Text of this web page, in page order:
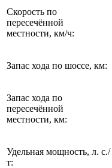
Скорость по
пересечённой
местности, км/ч:
Запас хода по шоссе, км:
Запас хода по
пересечённой
местности, км:
Удельная мощность, л. с./
т: